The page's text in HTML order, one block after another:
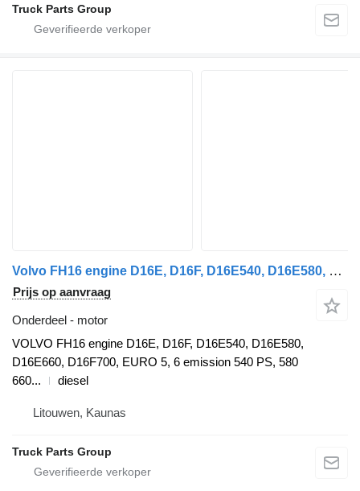
Truck Parts Group
Volvo FH16 engine D16E, D16F, D16E540, D16E580, D16E660, D16F700, EURO VOLVO motor voor Volvo FH16 trekker
Prijs op aanvraag
Onderdeel - motor
VOLVO FH16 engine D16E, D16F, D16E540, D16E580,
D16E660, D16F700, EURO 5, 6 emission 540 PS, 580
660...
diesel
Litouwen, Kaunas
Truck Parts Group